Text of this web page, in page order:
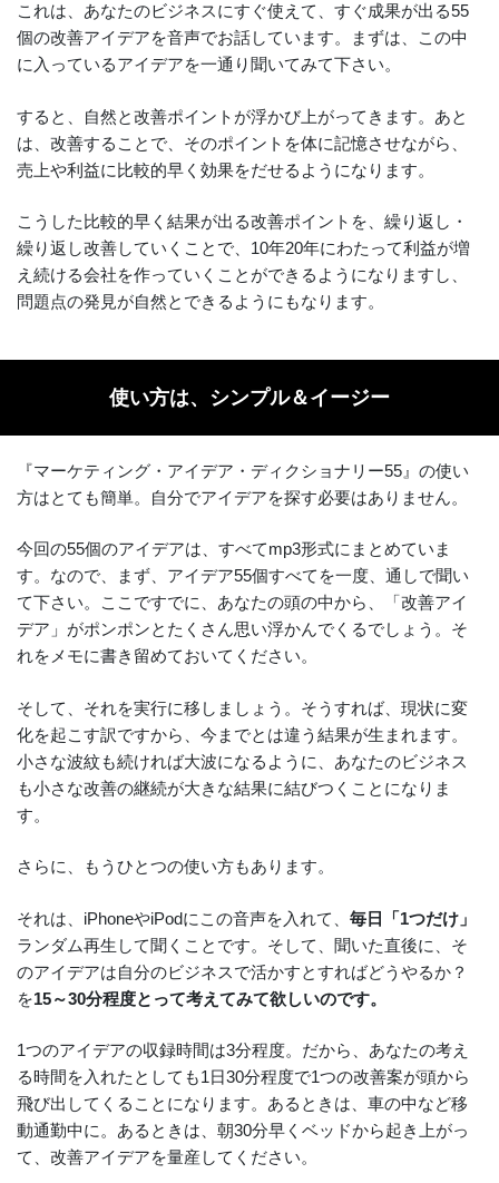
これは、あなたのビジネスにすぐ使えて、すぐ成果が出る55
個の改善アイデアを音声でお話しています。まずは、この中
に入っているアイデアを一通り聞いてみて下さい。
すると、自然と改善ポイントが浮かび上がってきます。あと
は、改善することで、そのポイントを体に記憶させながら、
売上や利益に比較的早く効果をだせるようになります。
こうした比較的早く結果が出る改善ポイントを、繰り返し・
繰り返し改善していくことで、10年20年にわたって利益が増
え続ける会社を作っていくことができるようになりますし、
問題点の発見が自然とできるようにもなります。
使い方は、シンプル＆イージー
『マーケティング・アイデア・ディクショナリー55』の使い
方はとても簡単。自分でアイデアを探す必要はありません。
今回の55個のアイデアは、すべてmp3形式にまとめていま
す。なので、まず、アイデア55個すべてを一度、通しで聞い
て下さい。ここですでに、あなたの頭の中から、「改善アイ
デア」がポンポンとたくさん思い浮かんでくるでしょう。そ
れをメモに書き留めておいてください。
そして、それを実行に移しましょう。そうすれば、現状に変
化を起こす訳ですから、今までとは違う結果が生まれます。
小さな波紋も続ければ大波になるように、あなたのビジネス
も小さな改善の継続が大きな結果に結びつくことになりま
す。
さらに、もうひとつの使い方もあります。
それは、iPhoneやiPodにこの音声を入れて、 毎日「1つだけ」
ランダム再生して聞くことです。そして、聞いた直後に、そ
のアイデアは自分のビジネスで活かすとすればどうやるか？
を15～30分程度とって考えてみて欲しいのです。
1つのアイデアの収録時間は3分程度。だから、あなたの考え
る時間を入れたとしても1日30分程度で1つの改善案が頭から
飛び出してくることになります。あるときは、車の中など移
動通勤中に。あるときは、朝30分早くベッドから起き上がっ
て、改善アイデアを量産してください。